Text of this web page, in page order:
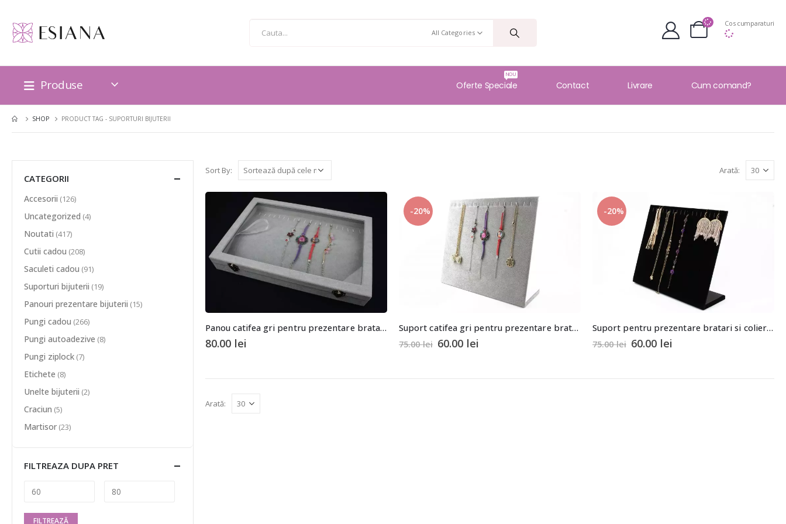
All Categories
Cos cumparaturi
Produse Oferte Speciale
NOU
Contact Livrare Cum comand?
SHOP PRODUCT TAG - SUPORTURI BIJUTERII
Sort By: Arată:
Panou catifea gri pentru prezentare bratari sau coliere
80.00 lei
-20%
Suport catifea gri pentru prezentare bratari si coliere tip rama 26x32x10cm
75.00lei 60.00 lei
-20%
Suport pentru prezentare bratari si coliere tip rama 23x30x10cm
75.00lei 60.00 lei
Arată:
CATEGORII
Accesorii (126)
Uncategorized (4)
Noutati (417)
Cutii cadou (208)
Saculeti cadou (91)
Suporturi bijuterii (19)
Panouri prezentare bijuterii (15)
Pungi cadou (266)
Pungi autoadezive (8)
Pungi ziplock (7)
Etichete (8)
Unelte bijuterii (2)
Craciun (5)
Martisor (23)
FILTREAZA DUPA PRET
FILTREAZĂ